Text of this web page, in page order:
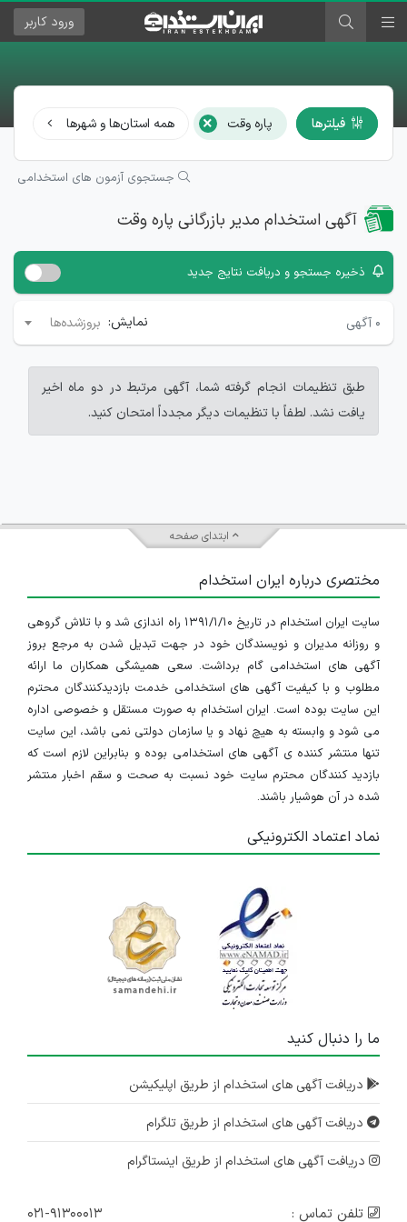
ورود کاربر
فیلترها پاره وقت × همه استان‌ها و شهرها
جستجوی آزمون های استخدامی
آگهی استخدام مدیر بازرگانی پاره وقت
ذخیره جستجو و دریافت نتایج جدید
۰ آگهی نمایش: بروزشده‌ها
طبق تنظیمات انجام گرفته شما، آگهی مرتبط در دو ماه اخیر
یافت نشد. لطفاً با تنظیمات دیگر مجدداً امتحان کنید.
ابتدای صفحه
مختصری درباره ایران استخدام
سایت ایران استخدام در تاریخ ۱۳۹۱/۱/۱۰ راه اندازی شد و با تلاش گروهی
و روزانه مدیران و نویسندگان خود در جهت تبدیل شدن به مرجع بروز
آگهی های استخدامی گام برداشت. سعی همیشگی همکاران ما ارائه
مطلوب و با کیفیت آگهی های استخدامی خدمت بازدیدکنندگان محترم
این سایت بوده است. ایران استخدام به صورت مستقل و خصوصی اداره
می شود و وابسته به هیچ نهاد و یا سازمان دولتی نمی باشد، این سایت
تنها منتشر کننده ی آگهی های استخدامی بوده و بنابراین لازم است که
بازدید کنندگان محترم سایت خود نسبت به صحت و سقم اخبار منتشر
شده در آن هوشیار باشند.
نماد اعتماد الکترونیکی
ما را دنبال کنید
دریافت آگهی های استخدام از طریق اپلیکیشن
دریافت آگهی های استخدام از طریق تلگرام
دریافت آگهی های استخدام از طریق اینستاگرام
تلفن تماس : ۰۲۱-۹۱۳۰۰۰۱۳